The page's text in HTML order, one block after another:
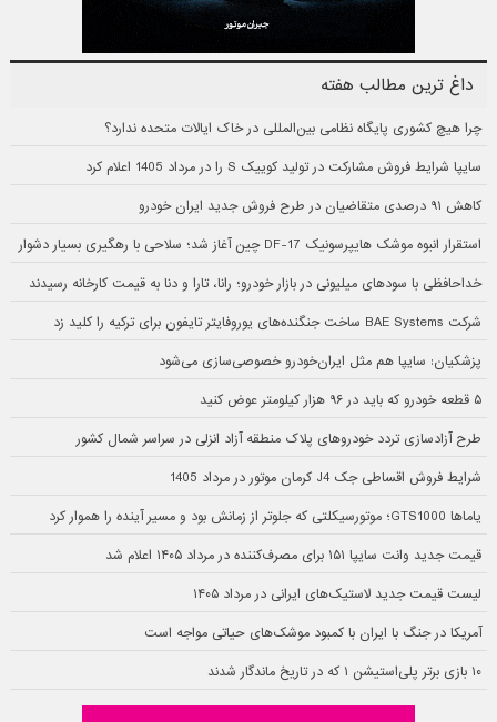
داغ ترین مطالب هفته
چرا هیچ کشوری پایگاه نظامی بین‌المللی در خاک ایالات متحده ندارد؟
سایپا شرایط فروش مشارکت در تولید کوییک S را در مرداد 1405 اعلام کرد
کاهش ۹۱ درصدی متقاضیان در طرح فروش جدید ایران خودرو
استقرار انبوه موشک هایپرسونیک DF-17 چین آغاز شد؛ سلاحی با رهگیری بسیار دشوار
خداحافظی با سودهای میلیونی در بازار خودرو؛ رانا، تارا و دنا به قیمت کارخانه رسیدند
شرکت BAE Systems ساخت جنگنده‌های یوروفایتر تایفون برای ترکیه را کلید زد
پزشکیان: سایپا هم مثل ایران‌خودرو خصوصی‌سازی می‌شود
۵ قطعه خودرو که باید در ۹۶ هزار کیلومتر عوض کنید
طرح آزادسازی تردد خودروهای پلاک منطقه آزاد انزلی در سراسر شمال کشور
شرایط فروش اقساطی جک J4 کرمان موتور در مرداد 1405
یاماها GTS1000؛ موتورسیکلتی که جلوتر از زمانش بود و مسیر آینده را هموار کرد
قیمت جدید وانت سایپا ۱۵۱ برای مصرف‌کننده در مرداد ۱۴۰۵ اعلام شد
لیست قیمت جدید لاستیک‌های ایرانی در مرداد ۱۴۰۵
آمریکا در جنگ با ایران با کمبود موشک‌های حیاتی مواجه است
۱۰ بازی برتر پلی‌استیشن ۱ که در تاریخ ماندگار شدند